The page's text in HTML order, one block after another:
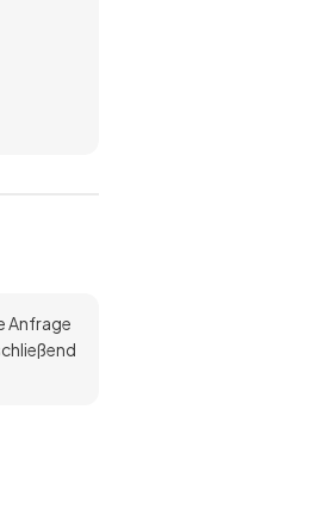
Anfrage